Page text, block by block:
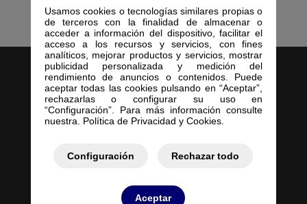
Usamos cookies o tecnologías similares propias o
de terceros con la finalidad de almacenar o
acceder a información del dispositivo, facilitar el
acceso a los recursos y servicios, con fines
analíticos, mejorar productos y servicios, mostrar
publicidad personalizada y medición del
rendimiento de anuncios o contenidos. Puede
aceptar todas las cookies pulsando en “Aceptar”,
rechazarlas o configurar su uso en
“Configuración”. Para más información consulte
nuestra. Política de Privacidad y Cookies.
Configuración Rechazar todo
Aceptar
Servicios
Mis Pedidos